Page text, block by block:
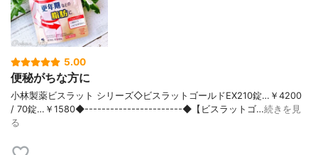
5.00
便秘がちな方に
小林製薬ビスラット シリーズ◇ビスラットゴールドEX210錠…￥4200
/ 70錠…￥1580◆-----------------------◆【ビスラットゴ…続きを見
る